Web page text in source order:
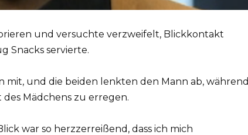
und versuchte verzweifelt, Blickkontakt
Snacks servierte.
mit, und die beiden lenkten den Mann ab, während
Mädchens zu erregen.
war so herzzerreißend, dass ich mich